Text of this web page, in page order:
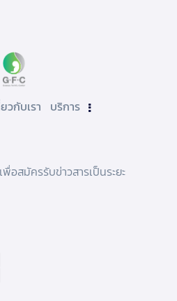
วกับเรา บริการ
สมัครรับข่าวสารเป็นระยะ